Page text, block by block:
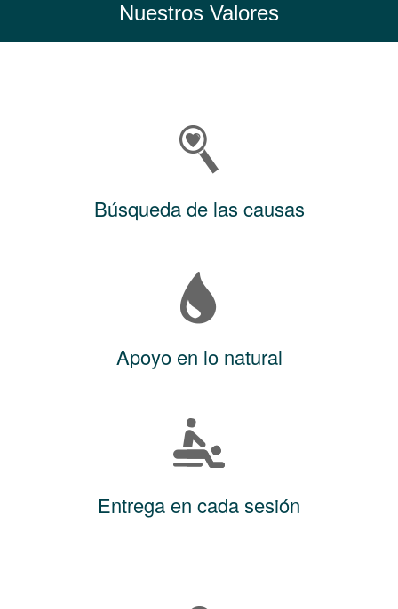
Nuestros Valores
Búsqueda de las causas
Apoyo en lo natural
Entrega en cada sesión